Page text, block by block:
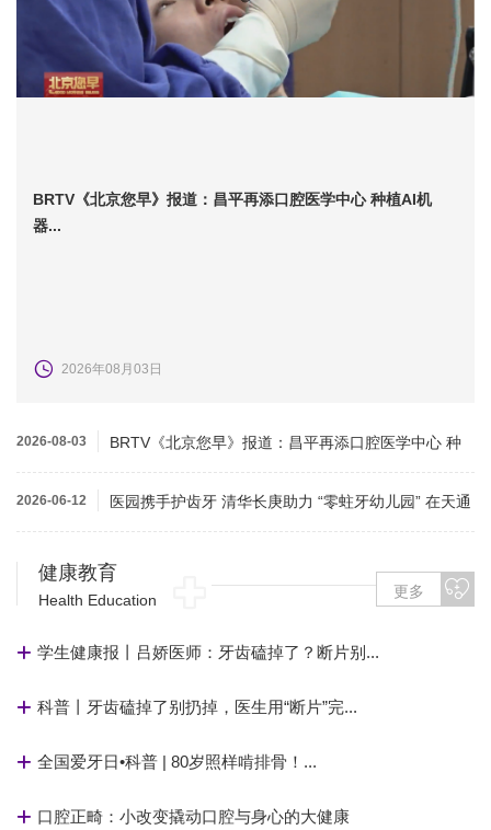
BRTV《北京您早》报道：昌平再添口腔医学中心 种植AI机
器...
2026年08月03日
2026-08-03 BRTV《北京您早》报道：昌平再添口腔医学中心 种
植AI机器...
2026-06-12 医园携手护齿牙 清华长庚助力 “零蛀牙幼儿园” 在天通
更多
健康教育
Health Education
学生健康报丨吕娇医师：牙齿磕掉了？断片别...
科普丨牙齿磕掉了别扔掉，医生用“断片”完...
全国爱牙日•科普 | 80岁照样啃排骨！...
口腔正畸：小改变撬动口腔与身心的大健康